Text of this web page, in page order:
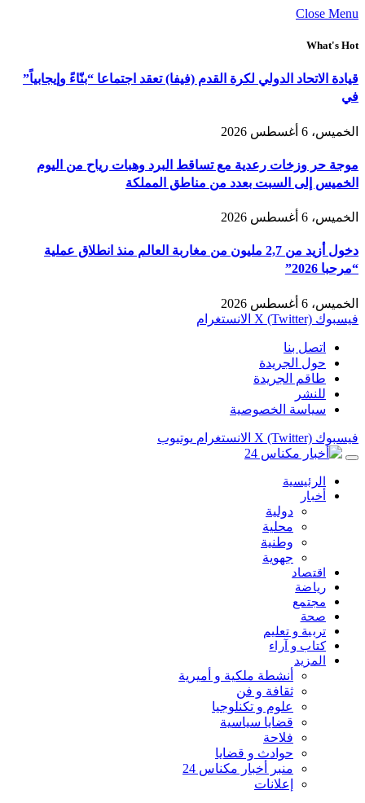
Close Menu
What's Hot
قيادة الاتحاد الدولي لكرة القدم (فيفا) تعقد اجتماعا “بنّاءً وإيجابياً”
في
الخميس، 6 أغسطس 2026
موجة حر وزخات رعدية مع تساقط البرد وهبات رياح من اليوم
الخميس إلى السبت بعدد من مناطق المملكة
الخميس، 6 أغسطس 2026
دخول أزيد من 2,7 مليون من مغاربة العالم منذ انطلاق عملية
“مرحبا 2026”
الخميس، 6 أغسطس 2026
فيسبوك X (Twitter) الانستغرام
اتصل بنا
حول الجريدة
طاقم الجريدة
للنشر
سياسة الخصوصية
فيسبوك X (Twitter) الانستغرام يوتيوب
الرئيسية
أخبار
دولية
محلية
وطنية
جهوية
اقتصاد
رياضة
مجتمع
صحة
تربية و تعليم
كتاب و آراء
المزيد
أنشطة ملكية و أميرية
ثقافة و فن
علوم و تكنلوجيا
قضايا سياسية
فلاحة
حوادث و قضايا
منبر أخبار مكناس 24
إعلانات